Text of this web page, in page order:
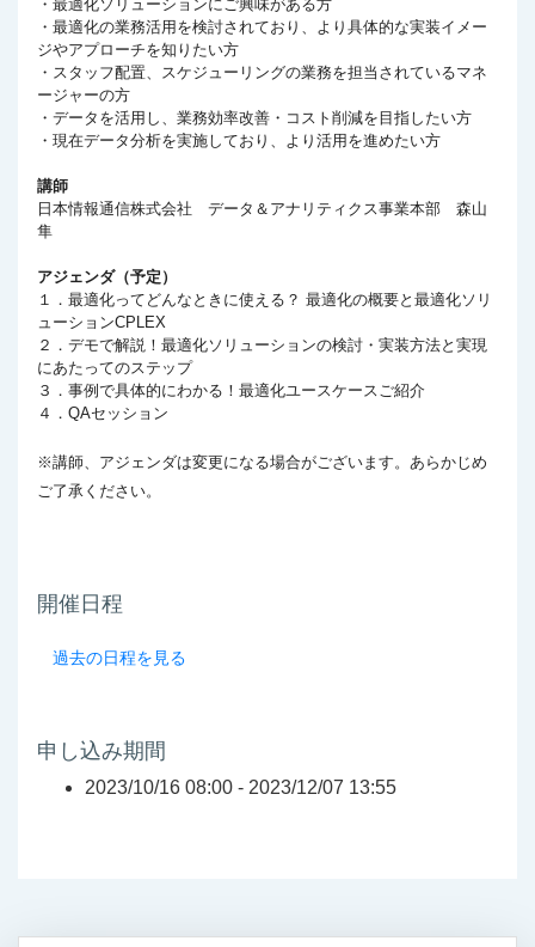
・最適化ソリューションにご興味がある方
・最適化の業務活用を検討されており、より具体的な実装イメー
ジやアプローチを知りたい方
・スタッフ配置、スケジューリングの業務を担当されているマネ
ージャーの方
・データを活用し、業務効率改善・コスト削減を目指したい方
・現在データ分析を実施しており、より活用を進めたい方
講師
日本情報通信株式会社 データ＆アナリティクス事業本部 森山
隼
アジェンダ（予定）
１．最適化ってどんなときに使える？ 最適化の概要と最適化ソリ
ューションCPLEX
２．デモで解説！最適化ソリューションの検討・実装方法と実現
にあたってのステップ
３．事例で具体的にわかる！最適化ユースケースご紹介
４．QAセッション
※講師、アジェンダは変更になる場合がございます。あらかじめ
ご了承ください。
開催日程
過去の日程を見る
申し込み期間
2023/10/16 08:00 - 2023/12/07 13:55